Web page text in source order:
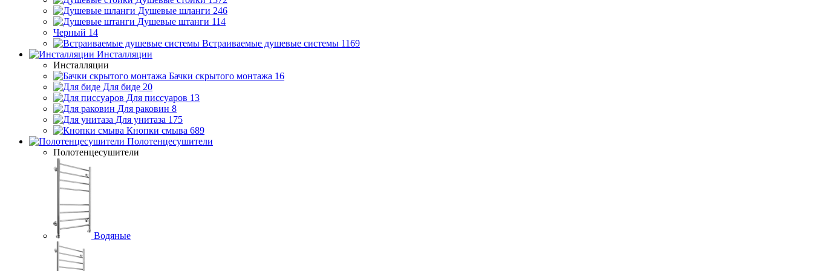
Душевые шланги 246
Душевые штанги 114
Черный 14
Встраиваемые душевые системы 1169
Инсталляции
Инсталляции
Бачки скрытого монтажа 16
Для биде 20
Для писсуаров 13
Для раковин 8
Для унитаза 175
Кнопки смыва 689
Полотенцесушители
Полотенцесушители
Водяные